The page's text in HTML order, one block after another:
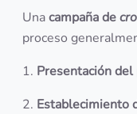
Unacampaña de
proceso
1. Presentación
2. Establecimiento